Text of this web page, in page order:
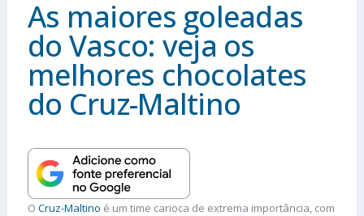
As maiores goleadas
do Vasco: veja os
melhores chocolates
do Cruz-Maltino
O Cruz-Maltino é um time carioca de extrema importância, com